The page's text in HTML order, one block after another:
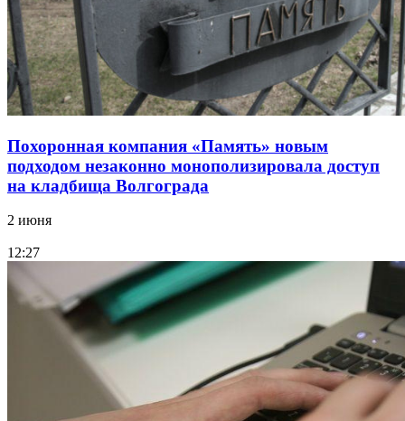
Похоронная компания «Память» новым
подходом незаконно монополизировала доступ
на кладбища Волгограда
2 июня
12:27